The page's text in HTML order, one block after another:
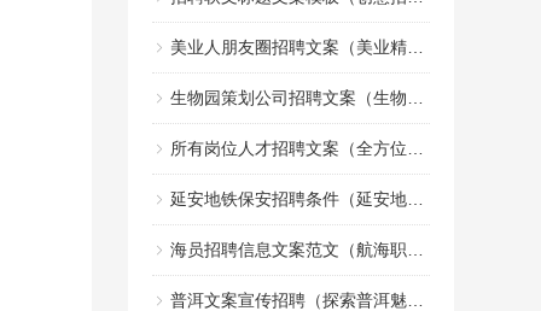
美业人朋友圈招聘文案（美业精英招募令：共创美丽事业的朋友圈）
生物园策划公司招聘文案（生物园策划团队诚邀创意文案加入）
所有岗位人才招聘文案（全方位职位人才招募宣传文案）
延安地铁保安招聘条件（延安地铁安保人员招聘标准）
海员招聘信息文案范文（航海职业机会招募启事文案示例）
普洱文案宣传招聘（探索普洱魅力，诚邀创意宣传人才加盟）